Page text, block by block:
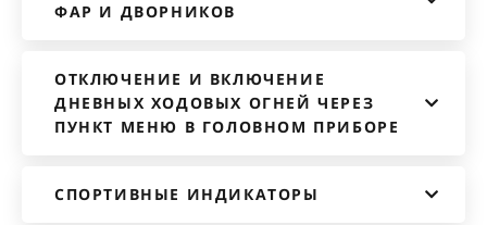
ФАР И ДВОРНИКОВ
ОТКЛЮЧЕНИЕ И ВКЛЮЧЕНИЕ
ДНЕВНЫХ ХОДОВЫХ ОГНЕЙ ЧЕРЕЗ
ПУНКТ МЕНЮ В ГОЛОВНОМ ПРИБОРЕ
СПОРТИВНЫЕ ИНДИКАТОРЫ